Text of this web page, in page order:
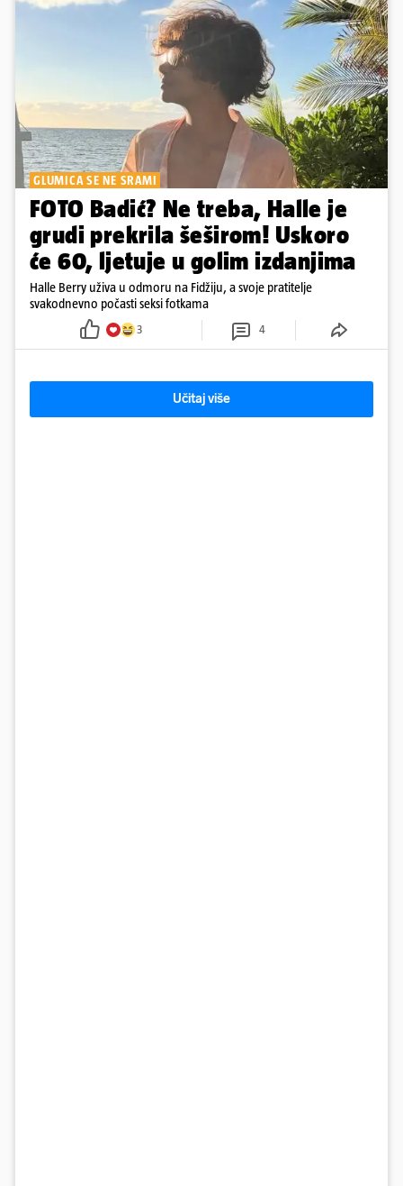
GLUMICA SE NE SRAMI
FOTO Badić? Ne treba, Halle je
grudi prekrila šeširom! Uskoro
će 60, ljetuje u golim izdanjima
Halle Berry uživa u odmoru na Fidžiju, a svoje pratitelje
svakodnevno počasti seksi fotkama
3 4
Učitaj više